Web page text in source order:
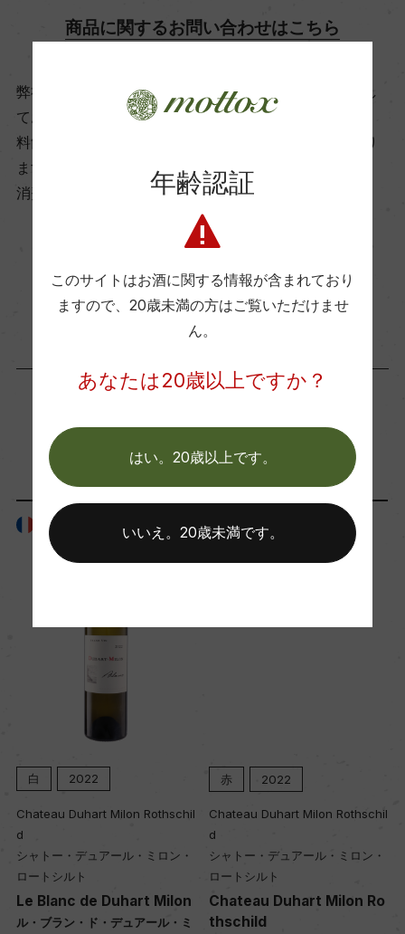
ビオ情報・認証機関
ー
コンクール入賞歴
海外ワイン専門誌評価歴
Wine Advocate 獲得点
国内ワイン専門誌評価歴
Wine Spectator 得点
醗酵：ー
熟成：ー
年間生産量
ー
商品に関するお問い合わせはこちら
弊社は、酒類販売業免許をお持ちの販売店様とお取引し
ております。
料飲店様には帳合酒販店様を通して商品を提供しており
ます。
消費者様には酒販店様の紹介をしております
お取り寄せ可能店一覧はこちら
フランス
白 2022
Chateau Duhart Milon Rothschil
d
シャトー・デュアール・ミロン・
ロートシルト
Le Blanc de Duhart Milon
ル・ブラン・ド・デュアール・ミ
フランス
赤 2022
Chateau Duhart Milon Rothschil
d
シャトー・デュアール・ミロン・
ロートシルト
Chateau Duhart Milon Ro
thschild
年齢認証
このサイトはお酒に関する情報が含まれており
ますので、 20歳未満の方はご覧いただけませ
ん。
あなたは20歳以上ですか？
はい。20歳以上です。
いいえ。20歳未満です。